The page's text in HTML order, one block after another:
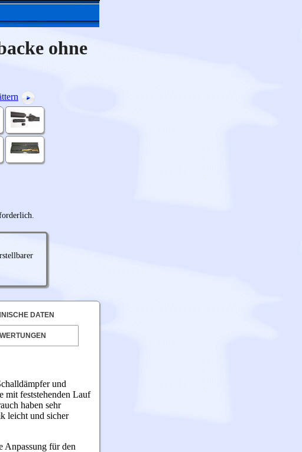
ohne
DATEN
und
mit feststehenden Lauf
haben sehr
leicht und sicher
Anpassung für den